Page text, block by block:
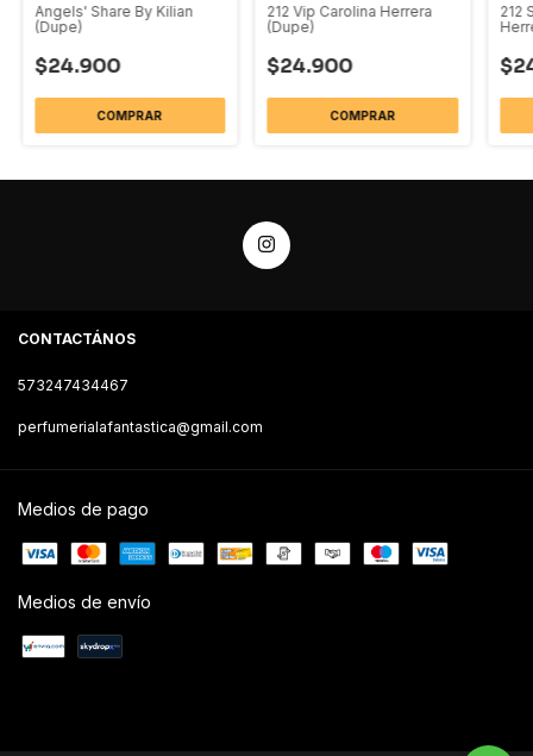
Angels' Share By Kilian
(Dupe)
$24.900
COMPRAR
212 Vip Carolina Herrera
(Dupe)
$24.900
COMPRAR
212
CONTACTÁNOS
573247434467
perfumerialafantastica@gmail.com
Medios de pago
Medios de envío